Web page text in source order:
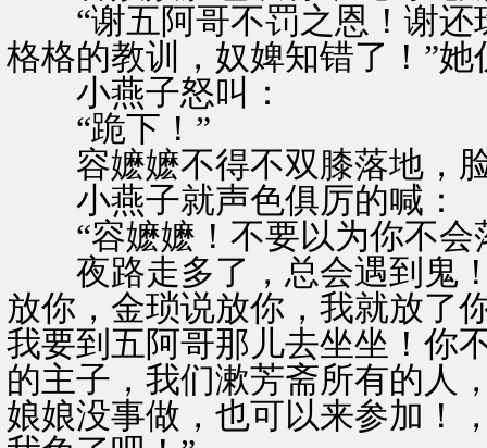
“谢五阿哥不罚之恩！谢还
格格的教训，奴婢知错了！”
小燕子怒叫：
“跪下！”
容嬷嬷不得不双膝落地，
小燕子就声色俱厉的喊：
“容嬷嬷！不要以为你不会
夜路走多了，总会遇到鬼！
放你，金琐说放你，我就放了
我要到五阿哥那儿去坐坐！你
的主子，我们漱芳斋所有的人
娘娘没事做，也可以来参加！